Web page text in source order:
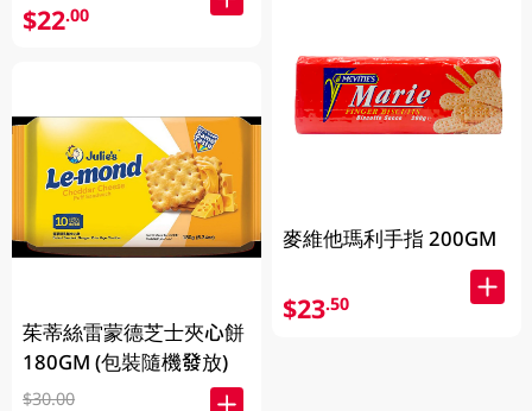
$22.00
茱蒂絲雷蒙德芝士夾心餅
180GM (包裝隨機發放)
$30.00
麥維他瑪利手指 200GM
$23.50